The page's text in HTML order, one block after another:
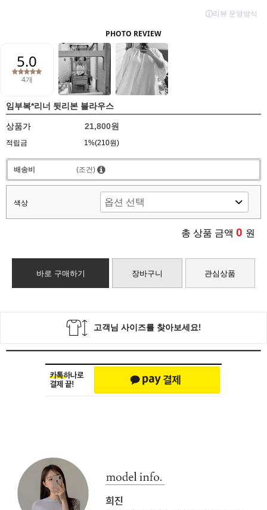
임부복*리너 뒷리본 블라우스
상품가 21,800원
적립금 1%(210원)
배송비 (조건)
색상
총 상품 금액 0 원
바로 구매하기 장바구니 관심상품